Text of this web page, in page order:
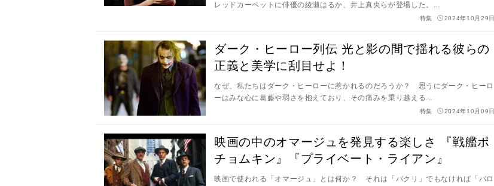
レッドカーペットに俳優の綾瀬はるか、井上真央らが登場した。...
特集 2024年10月29日
ダーク・ヒーロー列伝 光と影の間で揺れる彼らの
正義と美学に刮目せよ！
なぜ、私たちはダーク・ヒーローに惹かれるのだろうか？ 思うにダーク・ヒーロ
ーはみな心に葛藤や弱さを抱えており、その痛みを乗り越える...
特集 2024年10月09日
映画の中のオマージュを発見する楽しさ 『戦艦ポ
チョムキン』『プライベート・ライアン』
映画で使われる「オマージュ」とは何か？ それは「パクリ」でもなければ「パロ